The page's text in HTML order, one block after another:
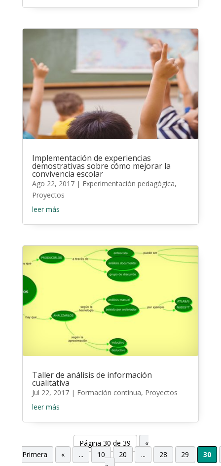
Implementación de experiencias
demostrativas sobre cómo mejorar la
convivencia escolar
Ago 22, 2017| Experimentación pedagógica,
Proyectos
leer más
Taller de análisis de información
cualitativa
Jul 22, 2017| Formación continua, Proyectos
leer más
Página 30 de 39
«
Primera
« ... 10 20 ... 28 29
30